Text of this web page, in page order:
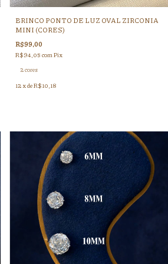
BRINCO PONTO DE LUZ OVAL ZIRCONIA
MINI (CORES)
R$99,00
R$94,05com Pix
2 cores
12 x deR$10,18